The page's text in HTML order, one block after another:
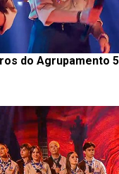
do Agrupamento